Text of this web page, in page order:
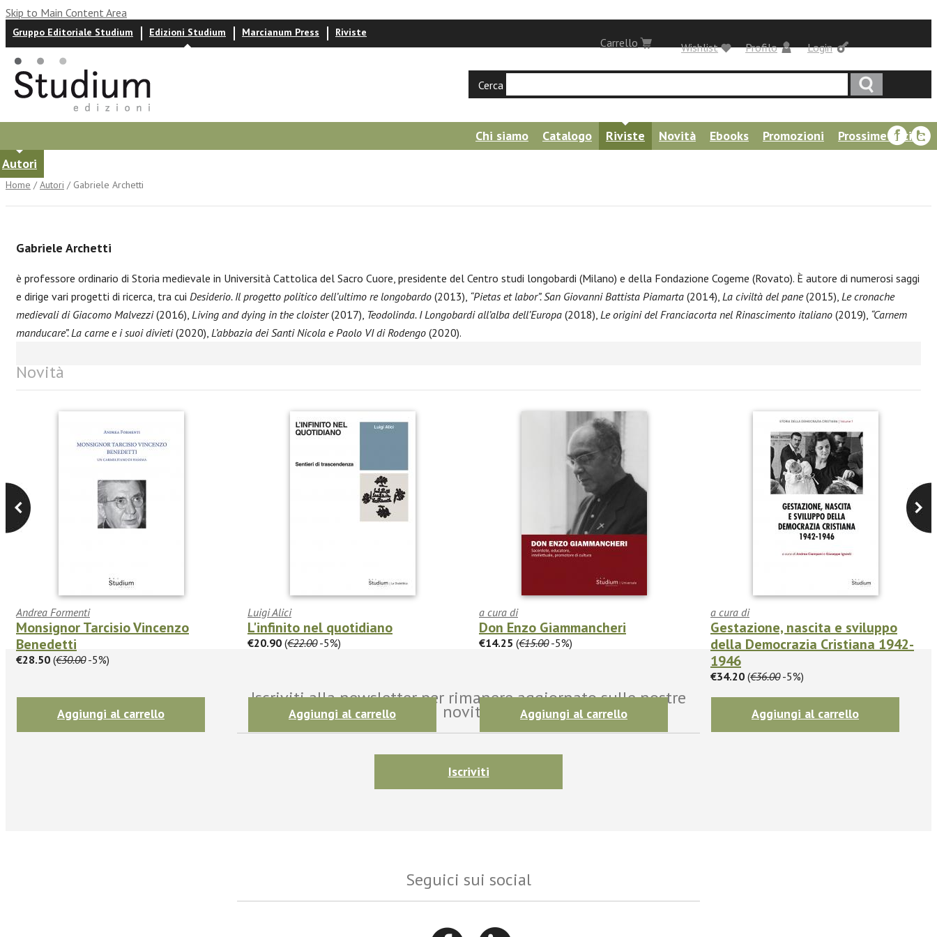
Skip to Main Content Area
Login
Carrello
Gruppo Editoriale Studium Edizioni Studium Marcianum Press Riviste
Profilo
Wishlist
Cerca
Chi siamo Catalogo Riviste Novità Ebooks Promozioni
Prossime uscite
Autori
Home /Autori / Gabriele Archetti
Gabriele Archetti
è professore ordinario di Storia medievale in Università Cattolica del Sacro Cuore, presidente del Centro studi longobardi (Milano) e della Fondazione Cogeme (Rovato). È autore di numerosi saggi
e dirige vari progetti di ricerca, tra cui Desiderio. Il progetto politico dell’ultimo re longobardo (2013), “Pietas et labor”. San Giovanni Battista Piamarta (2014), La civiltà del pane(2015), Le cronache
medievali di Giacomo Malvezzi(2016), Living and dying in the cloister(2017), Teodolinda. I Longobardi all’alba dell’Europa (2018), Le origini del Franciacorta nel Rinascimento italiano (2019), “Carnem
manducare”. La carne e i suoi divieti(2020), L’abbazia dei Santi Nicola e Paolo VI di Rodengo (2020).
Novità
Andrea Formenti
Monsignor Tarcisio Vincenzo
Benedetti
€28.50 (€30.00-5%)
Aggiungi al carrello
Luigi Alici
L'infinito nel quotidiano
€20.90 (€22.00-5%)
Aggiungi al carrello
a cura di
Don Enzo Giammancheri
€14.25 (€15.00-5%)
Aggiungi al carrello
a cura di
Gestazione, nascita e sviluppo
della Democrazia Cristiana 1942-
1946
€34.20 (€36.00-5%)
Aggiungi al carrello
Iscriviti alla newsletter per rimanere aggiornato sulle nostre
novità!
Iscriviti
Seguici sui social